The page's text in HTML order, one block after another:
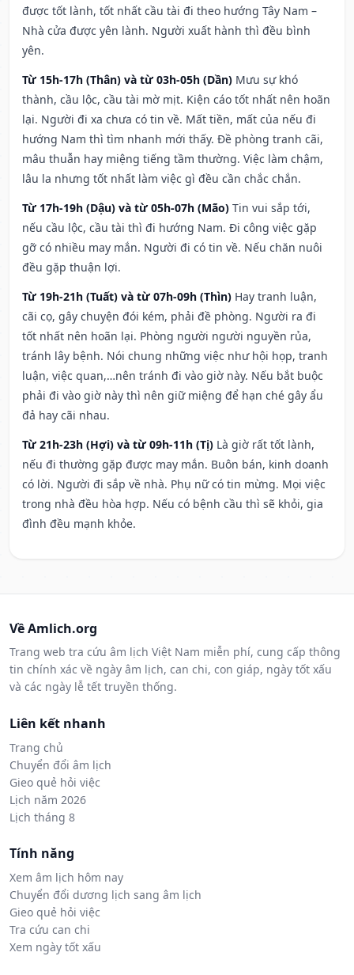
được tốt lành, tốt nhất cầu tài đi theo hướng Tây Nam –
Nhà cửa được yên lành. Người xuất hành thì đều bình
yên.
Từ 15h-17h (Thân) và từ 03h-05h (Dần) Mưu sự khó
thành, cầu lộc, cầu tài mờ mịt. Kiện cáo tốt nhất nên hoãn
lại. Người đi xa chưa có tin về. Mất tiền, mất của nếu đi
hướng Nam thì tìm nhanh mới thấy. Đề phòng tranh cãi,
mâu thuẫn hay miệng tiếng tầm thường. Việc làm chậm,
lâu la nhưng tốt nhất làm việc gì đều cần chắc chắn.
Từ 17h-19h (Dậu) và từ 05h-07h (Mão) Tin vui sắp tới,
nếu cầu lộc, cầu tài thì đi hướng Nam. Đi công việc gặp
gỡ có nhiều may mắn. Người đi có tin về. Nếu chăn nuôi
đều gặp thuận lợi.
Từ 19h-21h (Tuất) và từ 07h-09h (Thìn) Hay tranh luận,
cãi cọ, gây chuyện đói kém, phải đề phòng. Người ra đi
tốt nhất nên hoãn lại. Phòng người người nguyền rủa,
tránh lây bệnh. Nói chung những việc như hội họp, tranh
luận, việc quan,…nên tránh đi vào giờ này. Nếu bắt buộc
phải đi vào giờ này thì nên giữ miệng để hạn ché gây ẩu
đả hay cãi nhau.
Từ 21h-23h (Hợi) và từ 09h-11h (Tị) Là giờ rất tốt lành,
nếu đi thường gặp được may mắn. Buôn bán, kinh doanh
có lời. Người đi sắp về nhà. Phụ nữ có tin mừng. Mọi việc
trong nhà đều hòa hợp. Nếu có bệnh cầu thì sẽ khỏi, gia
đình đều mạnh khỏe.
Về Amlich.org
Trang web tra cứu âm lịch Việt Nam miễn phí, cung cấp thông
tin chính xác về ngày âm lịch, can chi, con giáp, ngày tốt xấu
và các ngày lễ tết truyền thống.
Liên kết nhanh
Trang chủ
Chuyển đổi âm lịch
Gieo quẻ hỏi việc
Lịch năm 2026
Lịch tháng 8
Tính năng
Xem âm lịch hôm nay
Chuyển đổi dương lịch sang âm lịch
Gieo quẻ hỏi việc
Tra cứu can chi
Xem ngày tốt xấu